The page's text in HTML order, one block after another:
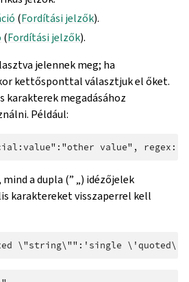
(Fordítási jelzők).
(Fordítási jelzők).
jelennek meg; ha
kettősponttal választjuk el őket.
karakterek megadásához
Például:
mind a dupla (” „) idézőjelek
karaktereket visszaperrel kell